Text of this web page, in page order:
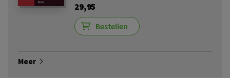
29,95
Bestellen
Meer